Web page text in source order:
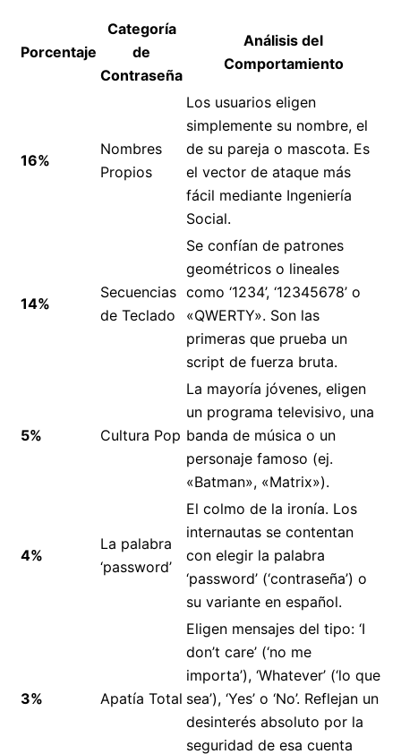
Porcentaje
Categoría
de
Contraseña
Análisis del
Comportamiento
16%
Nombres
Propios
Los usuarios eligen
simplemente su nombre, el
de su pareja o mascota. Es
el vector de ataque más
fácil mediante Ingeniería
Social.
14%
Secuencias
de Teclado
Se confían de patrones
geométricos o lineales
como ‘1234’, ‘12345678’ o
«QWERTY». Son las
primeras que prueba un
script de fuerza bruta.
5% Cultura Pop
La mayoría jóvenes, eligen
un programa televisivo, una
banda de música o un
personaje famoso (ej.
«Batman», «Matrix»).
4%
La palabra
‘password’
El colmo de la ironía. Los
internautas se contentan
con elegir la palabra
‘password’ (‘contraseña’) o
su variante en español.
3% Apatía Total
Eligen mensajes del tipo: ‘I
don’t care’ (‘no me
importa’), ‘Whatever’ (‘lo que
sea’), ‘Yes’ o ‘No’. Reflejan un
desinterés absoluto por la
seguridad de esa cuenta